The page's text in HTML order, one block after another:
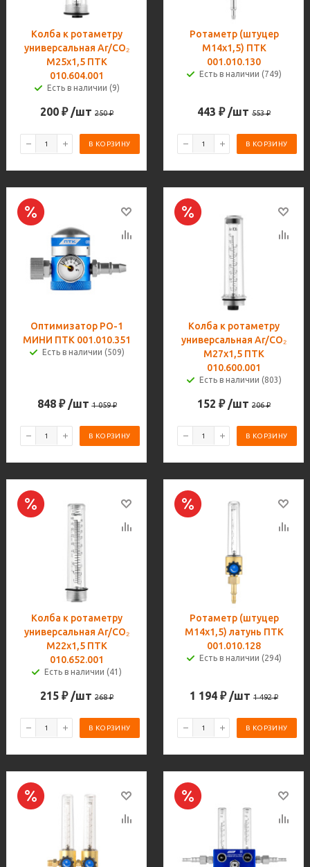
Колба к ротаметру
универсальная Ar/CO₂
М25х1,5 ПТК
010.604.001
Есть в наличии (9)
200 ₽ /шт 250₽
В КОРЗИНУ
Ротаметр (штуцер
М14х1,5) ПТК
001.010.130
Есть в наличии (749)
443 ₽ /шт 553₽
В КОРЗИНУ
Оптимизатор РО-1
МИНИ ПТК 001.010.351
Есть в наличии (509)
848₽ /шт 1 059₽
В КОРЗИНУ
Колба к ротаметру
универсальная Ar/CO₂
М27х1,5 ПТК
010.600.001
Есть в наличии (803)
152 ₽ /шт 206₽
В КОРЗИНУ
Колба к ротаметру
универсальная Ar/CO₂
М22х1,5 ПТК
010.652.001
Есть в наличии (41)
215 ₽ /шт 268₽
В КОРЗИНУ
Ротаметр (штуцер
М14х1,5) латунь ПТК
001.010.128
Есть в наличии (294)
1 194 ₽ /шт 1 492₽
В КОРЗИНУ